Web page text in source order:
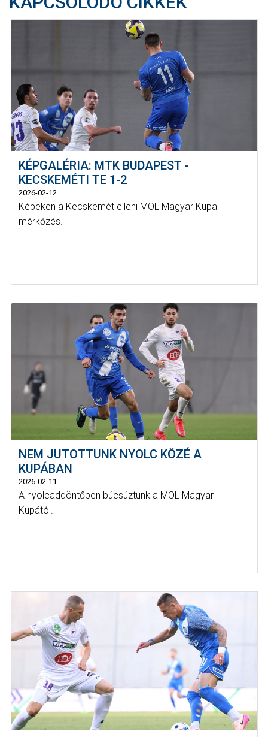
KÉPGALÉRIA: MTK BUDAPEST -
KECSKEMÉTI TE 1-2
2026-02-12
Képeken a Kecskemét elleni MOL Magyar Kupa
mérkőzés.
NEM JUTOTTUNK NYOLC KÖZÉ A
KUPÁBAN
2026-02-11
A nyolcaddöntőben búcsúztunk a MOL Magyar
Kupától.